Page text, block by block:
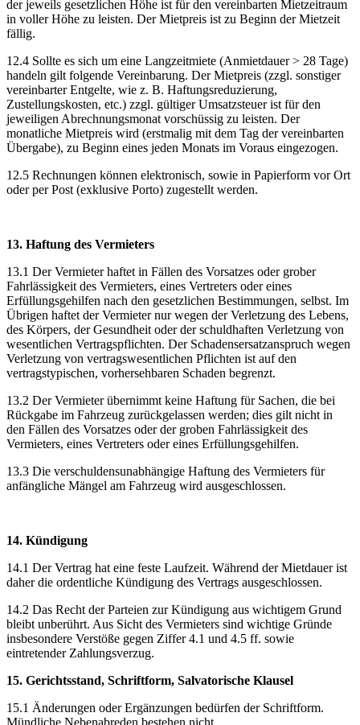
der jeweils gesetzlichen Höhe ist für den vereinbarten Mietzeitraum
in voller Höhe zu leisten. Der Mietpreis ist zu Beginn der Mietzeit
fällig.
12.4 Sollte es sich um eine Langzeitmiete (Anmietdauer > 28 Tage)
handeln gilt folgende Vereinbarung. Der Mietpreis (zzgl. sonstiger
vereinbarter Entgelte, wie z. B. Haftungsreduzierung,
Zustellungskosten, etc.) zzgl. gültiger Umsatzsteuer ist für den
jeweiligen Abrechnungsmonat vorschüssig zu leisten. Der
monatliche Mietpreis wird (erstmalig mit dem Tag der vereinbarten
Übergabe), zu Beginn eines jeden Monats im Voraus eingezogen.
12.5 Rechnungen können elektronisch, sowie in Papierform vor Ort
oder per Post (exklusive Porto) zugestellt werden.
13. Haftung des Vermieters
13.1 Der Vermieter haftet in Fällen des Vorsatzes oder grober
Fahrlässigkeit des Vermieters, eines Vertreters oder eines
Erfüllungsgehilfen nach den gesetzlichen Bestimmungen, selbst. Im
Übrigen haftet der Vermieter nur wegen der Verletzung des Lebens,
des Körpers, der Gesundheit oder der schuldhaften Verletzung von
wesentlichen Vertragspflichten. Der Schadensersatzanspruch wegen
Verletzung von vertragswesentlichen Pflichten ist auf den
vertragstypischen, vorhersehbaren Schaden begrenzt.
13.2 Der Vermieter übernimmt keine Haftung für Sachen, die bei
Rückgabe im Fahrzeug zurückgelassen werden; dies gilt nicht in
den Fällen des Vorsatzes oder der groben Fahrlässigkeit des
Vermieters, eines Vertreters oder eines Erfüllungsgehilfen.
13.3 Die verschuldensunabhängige Haftung des Vermieters für
anfängliche Mängel am Fahrzeug wird ausgeschlossen.
14. Kündigung
14.1 Der Vertrag hat eine feste Laufzeit. Während der Mietdauer ist
daher die ordentliche Kündigung des Vertrags ausgeschlossen.
14.2 Das Recht der Parteien zur Kündigung aus wichtigem Grund
bleibt unberührt. Aus Sicht des Vermieters sind wichtige Gründe
insbesondere Verstöße gegen Ziffer 4.1 und 4.5 ff. sowie
eintretender Zahlungsverzug.
15. Gerichtsstand, Schriftform, Salvatorische Klausel
15.1 Änderungen oder Ergänzungen bedürfen der Schriftform.
Mündliche Nebenabreden bestehen nicht.